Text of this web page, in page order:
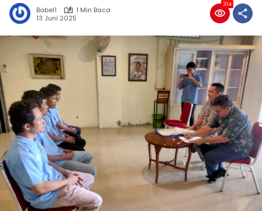
Babel1
1 Min Baca
13 Juni 2025
314